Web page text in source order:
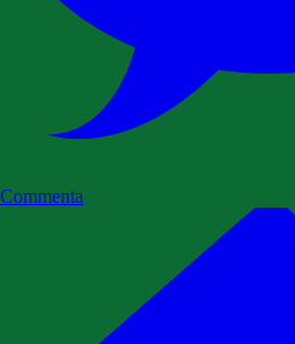
Commenta